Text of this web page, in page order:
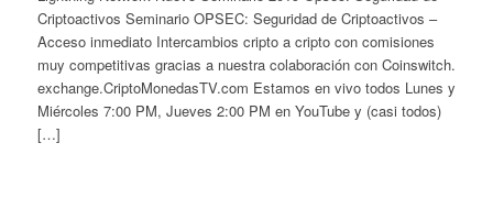
Criptoactivos Seminario OPSEC: Seguridad de Criptoactivos –
Acceso inmediato Intercambios cripto a cripto con comisiones
muy competitivas gracias a nuestra colaboración con Coinswitch.
exchange.CriptoMonedasTV.com Estamos en vivo todos Lunes y
Miércoles 7:00 PM, Jueves 2:00 PM en YouTube y (casi todos)
[…]